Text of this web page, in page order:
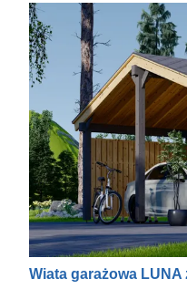
Wiata garażowa LUNA